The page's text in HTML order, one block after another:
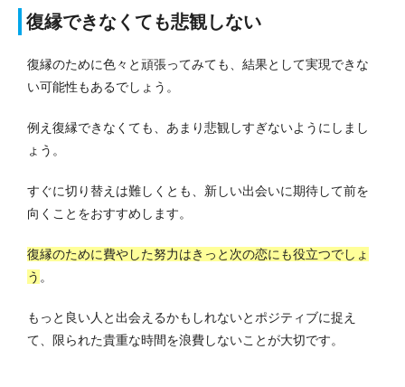
復縁できなくても悲観しない
復縁のために色々と頑張ってみても、結果として実現できな
い可能性もあるでしょう。
例え復縁できなくても、あまり悲観しすぎないようにしまし
ょう。
すぐに切り替えは難しくとも、新しい出会いに期待して前を
向くことをおすすめします。
復縁のために費やした努力はきっと次の恋にも役立つでしょ
う 。
もっと良い人と出会えるかもしれないとポジティブに捉え
て、限られた貴重な時間を浪費しないことが大切です。